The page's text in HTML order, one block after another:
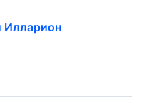
Илларион